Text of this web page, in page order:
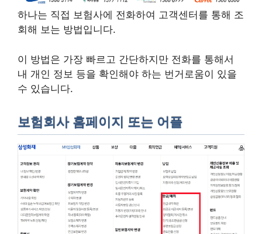
하나는 직접 보험사에 전화하여 고객센터를 통해 조
회해 보는 방법입니다.
이 방법은 가장 빠르고 간단하지만 전화를 통해서
내 개인 정보 등을 확인해야 하는 번거로움이 있을
수 있습니다.
보험회사 홈페이지 또는 어플